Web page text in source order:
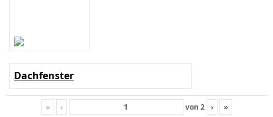
Dachfenster
« ‹ von 2 › »